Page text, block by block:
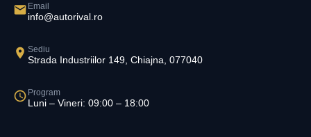
Email
info@autorival.ro
Sediu
Strada Industriilor 149, Chiajna, 077040
Program
Luni – Vineri: 09:00 – 18:00